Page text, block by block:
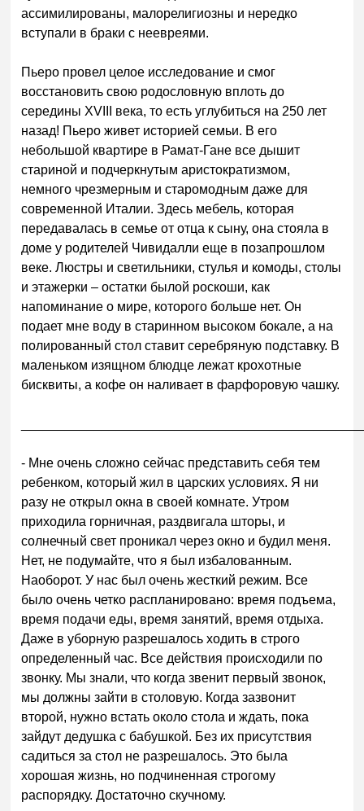
ассимилированы, малорелигиозны и нередко
вступали в браки с неевреями.
Пьеро провел целое исследование и смог
восстановить свою родословную вплоть до
середины XVIII века, то есть углубиться на 250 лет
назад! Пьеро живет историей семьи. В его
небольшой квартире в Рамат-Гане все дышит
стариной и подчеркнутым аристократизмом,
немного чрезмерным и старомодным даже для
современной Италии. Здесь мебель, которая
передавалась в семье от отца к сыну, она стояла в
доме у родителей Чивидалли еще в позапрошлом
веке. Люстры и светильники, стулья и комоды, столы
и этажерки – остатки былой роскоши, как
напоминание о мире, которого больше нет. Он
подает мне воду в старинном высоком бокале, а на
полированный стол ставит серебряную подставку. В
маленьком изящном блюдце лежат крохотные
бисквиты, а кофе он наливает в фарфоровую чашку.
- Мне очень сложно сейчас представить себя тем
ребенком, который жил в царских условиях. Я ни
разу не открыл окна в своей комнате. Утром
приходила горничная, раздвигала шторы, и
солнечный свет проникал через окно и будил меня.
Нет, не подумайте, что я был избалованным.
Наоборот. У нас был очень жесткий режим. Все
было очень четко распланировано: время подъема,
время подачи еды, время занятий, время отдыха.
Даже в уборную разрешалось ходить в строго
определенный час. Все действия происходили по
звонку. Мы знали, что когда звенит первый звонок,
мы должны зайти в столовую. Когда зазвонит
второй, нужно встать около стола и ждать, пока
зайдут дедушка с бабушкой. Без их присутствия
садиться за стол не разрешалось. Это была
хорошая жизнь, но подчиненная строгому
распорядку. Достаточно скучному.